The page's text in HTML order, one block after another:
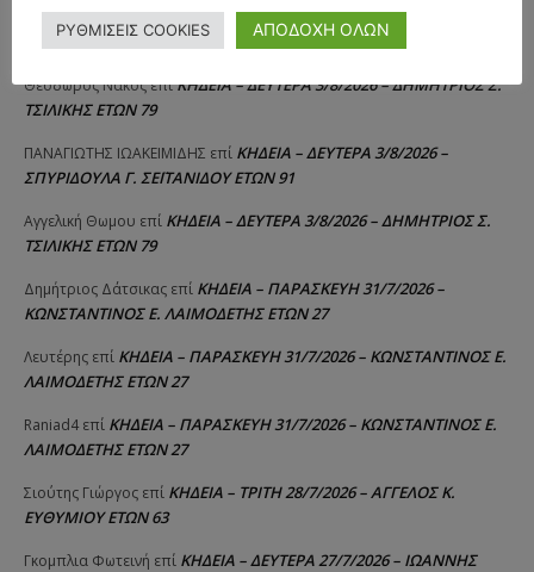
ΧΡΙΣΤΙΝΑεπίΚΗΔΕΙΑ – ΤΡΙΤΗ 4/8/2026 – ΧΡΗΣΤΟΣ Α. ΠΑΛΙΟΥΡΑΣ
ΕΤΩΝ 58
Θεόδωρος ΝάκοςεπίΚΗΔΕΙΑ – ΔΕΥΤΕΡΑ 3/8/2026 – ΔΗΜΗΤΡΙΟΣ Σ.
ΤΣΙΛΙΚΗΣ ΕΤΩΝ 79
ΠΑΝΑΓΙΩΤΗΣ IΩΑΚΕΙΜΙΔΗΣ επί ΚΗΔΕΙΑ – ΔΕΥΤΕΡΑ 3/8/2026 –
ΣΠΥΡΙΔΟΥΛΑ Γ. ΣΕΪΤΑΝΙΔΟΥ ΕΤΩΝ 91
Αγγελική Θωμου επί ΚΗΔΕΙΑ – ΔΕΥΤΕΡΑ 3/8/2026 – ΔΗΜΗΤΡΙΟΣ Σ.
ΤΣΙΛΙΚΗΣ ΕΤΩΝ 79
Δημήτριος Δάτσικας επί ΚΗΔΕΙΑ – ΠΑΡΑΣΚΕΥΗ 31/7/2026 –
ΚΩΝΣΤΑΝΤΙΝΟΣ Ε. ΛΑΙΜΟΔΕΤΗΣ ΕΤΩΝ 27
Λευτέρης επί ΚΗΔΕΙΑ – ΠΑΡΑΣΚΕΥΗ 31/7/2026 – ΚΩΝΣΤΑΝΤΙΝΟΣ Ε.
ΛΑΙΜΟΔΕΤΗΣ ΕΤΩΝ 27
Raniad4 επί ΚΗΔΕΙΑ – ΠΑΡΑΣΚΕΥΗ 31/7/2026 – ΚΩΝΣΤΑΝΤΙΝΟΣ Ε.
ΛΑΙΜΟΔΕΤΗΣ ΕΤΩΝ 27
Σιούτης Γιώργος επί ΚΗΔΕΙΑ – ΤΡΙΤΗ 28/7/2026 – ΑΓΓΕΛΟΣ Κ.
ΕΥΘΥΜΙΟΥ ΕΤΩΝ 63
Γκομπλια Φωτεινή επί ΚΗΔΕΙΑ – ΔΕΥΤΕΡΑ 27/7/2026 – ΙΩΑΝΝΗΣ
ΡΥΘΜΙΣΕΙΣ COOKIES ΑΠΟΔΟΧΗ ΟΛΩΝ